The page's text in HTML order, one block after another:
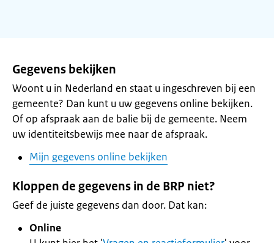
Gegevens bekijken
Woont u in Nederland en staat u ingeschreven bij een
gemeente? Dan kunt u uw gegevens online bekijken.
Of op afspraak aan de balie bij de gemeente. Neem
uw identiteitsbewijs mee naar de afspraak.
Mijn gegevens online bekijken
Kloppen de gegevens in de BRP niet?
Geef de juiste gegevens dan door. Dat kan:
Online